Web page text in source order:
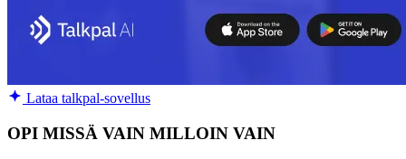
Lataa talkpal-sovellus
OPI MISSÄ VAIN MILLOIN VAIN